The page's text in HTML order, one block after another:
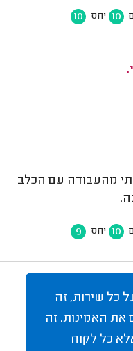
10 יחס 10
מהעבודה עם הכלב
10 יחס 9
כל שירות, זה
את האמינות. זה
כל לקוח